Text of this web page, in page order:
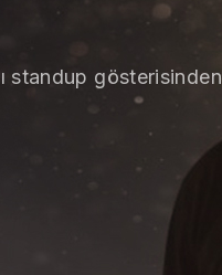
standup gösterisinden